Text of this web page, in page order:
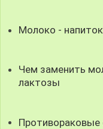
Молоко -
Чем заменить
лактозы
Противораковые